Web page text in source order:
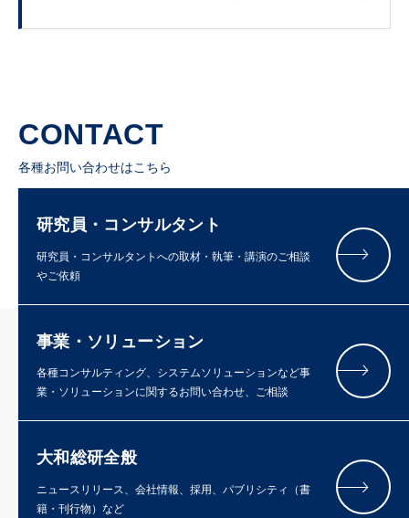
CONTACT
各種お問い合わせはこちら
研究員・コンサルタント
研究員・コンサルタントへの取材・執筆・講演のご相談
やご依頼
事業・ソリューション
各種コンサルティング、システムソリューションなど事
業・ソリューションに関するお問い合わせ、ご相談
大和総研全般
ニュースリリース、会社情報、採用、パブリシティ（書
籍・刊行物）など